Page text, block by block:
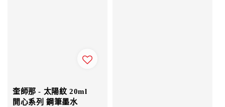
奎師那 - 太陽紋 20ml
開心系列 鋼筆墨水